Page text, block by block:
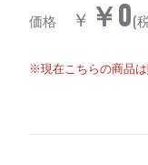
価格 ￥ ￥0(
※現在こちらの商品は